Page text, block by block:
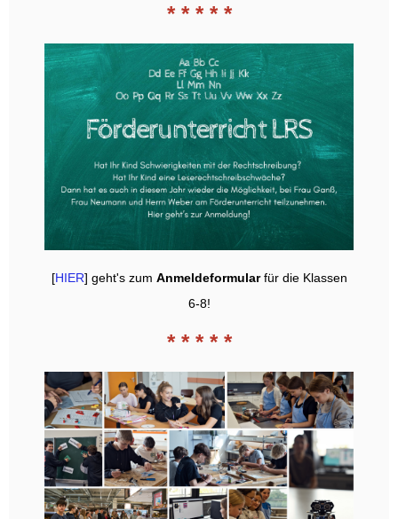
* * * * *
[HIER] geht's zum Anmeldeformularfür die Klassen
6-8!
* * * * *